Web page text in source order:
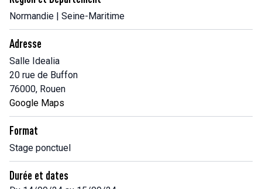
Normandie | Seine-Maritime
Adresse
Salle Idealia
20 rue de Buffon
76000, Rouen
Google Maps
Format
Stage ponctuel
Durée et dates